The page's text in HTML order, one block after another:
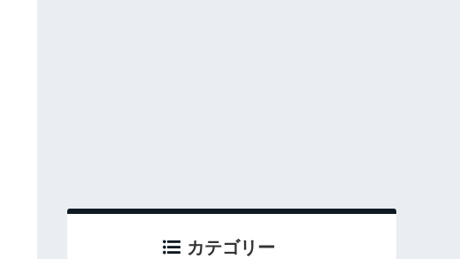
カテゴリー